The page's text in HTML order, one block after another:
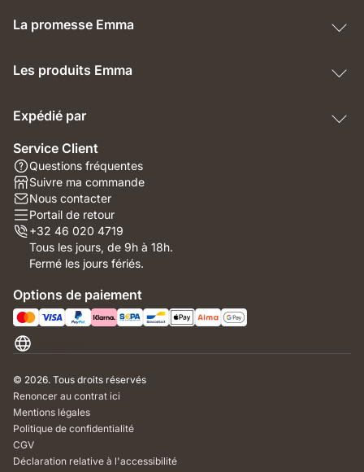
La promesse Emma
Les produits Emma
Expédié par
Service Client
Questions fréquentes
Suivre ma commande
Nous contacter
Portail de retour
+32 46 020 4719
Tous les jours, de 9h à 18h.
Fermé les jours fériés.
Options de paiement
© 2026. Tous droits réservés
Renoncer au contrat ici
Mentions légales
Politique de confidentialité
CGV
Déclaration relative à l'accessibilité